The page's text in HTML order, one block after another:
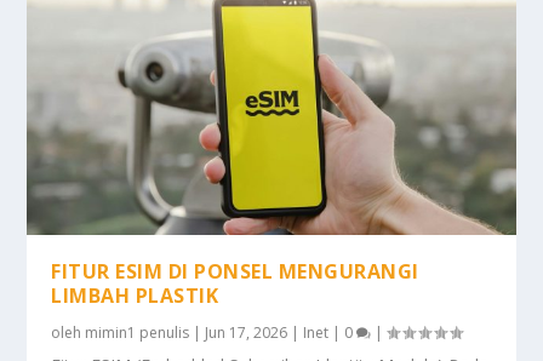
FITUR ESIM DI PONSEL MENGURANGI
LIMBAH PLASTIK
oleh mimin1 penulis | Jun 17, 2026 | Inet | 0 |